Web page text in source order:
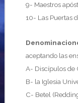
9- Maestros
10- Las Puertas
aceptando las
A- Discípulos de
B- la Iglesia
C- Betel